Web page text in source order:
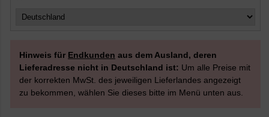
Hinweis für Endkunden aus dem Ausland, deren
Lieferadresse nicht in Deutschland ist: Um alle Preise mit
der korrekten MwSt. des jeweiligen Lieferlandes angezeigt
zu bekommen, wählen Sie dieses bitte im Menü unten aus.